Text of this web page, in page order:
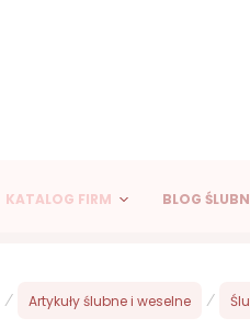
KATALOG FIRM BLOG
/ Artykuły ślubne i weselne /